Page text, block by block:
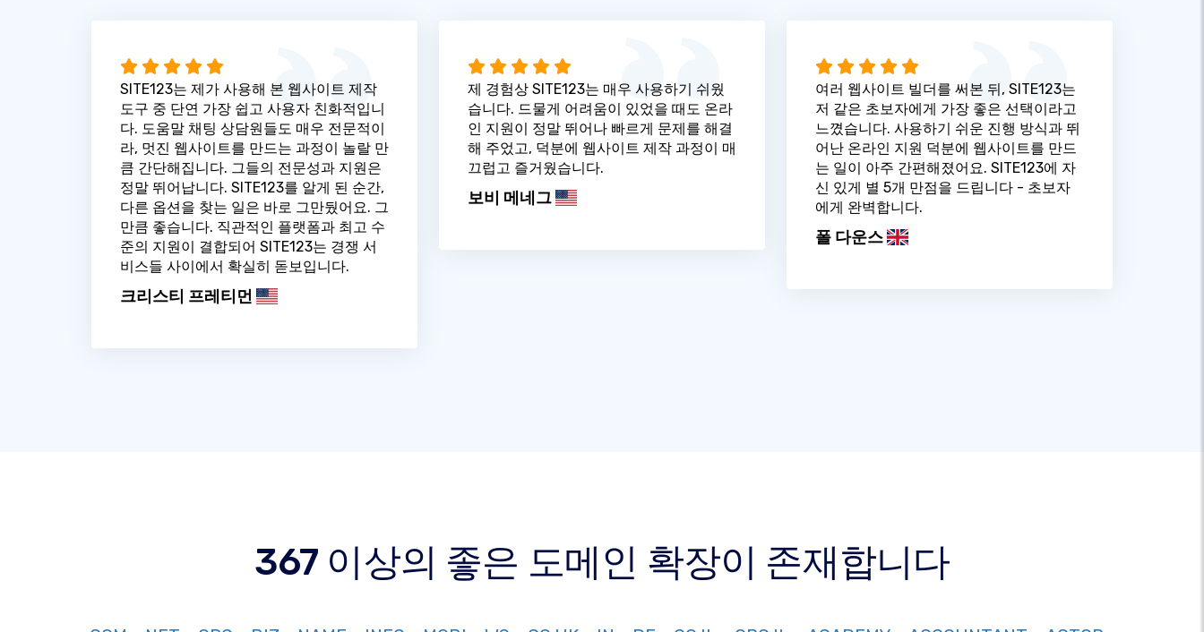
SITE123는 제가 사용해 본 웹사이트 제작
도구 중 단연 가장 쉽고 사용자 친화적입니
다. 도움말 채팅 상담원들도 매우 전문적이
라, 멋진 웹사이트를 만드는 과정이 놀랄 만
큼 간단해집니다. 그들의 전문성과 지원은
정말 뛰어납니다. SITE123를 알게 된 순간,
다른 옵션을 찾는 일은 바로 그만뒀어요. 그
만큼 좋습니다. 직관적인 플랫폼과 최고 수
준의 지원이 결합되어 SITE123는 경쟁 서
비스들 사이에서 확실히 돋보입니다.
크리스티 프레티먼
제 경험상 SITE123는 매우 사용하기 쉬웠
습니다. 드물게 어려움이 있었을 때도 온라
인 지원이 정말 뛰어나 빠르게 문제를 해결
해 주었고, 덕분에 웹사이트 제작 과정이 매
끄럽고 즐거웠습니다.
보비 메네그
여러 웹사이트 빌더를 써본 뒤, SITE123는
저 같은 초보자에게 가장 좋은 선택이라고
느꼈습니다. 사용하기 쉬운 진행 방식과 뛰
어난 온라인 지원 덕분에 웹사이트를 만드
는 일이 아주 간편해졌어요. SITE123에 자
신 있게 별 5개 만점을 드립니다 - 초보자
에게 완벽합니다.
폴 다운스
367 이상의 좋은 도메인 확장이 존재합니다